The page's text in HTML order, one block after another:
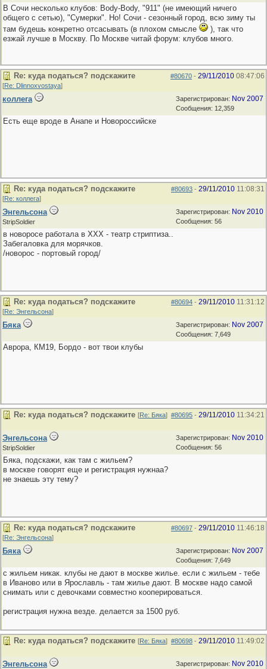
В Сочи несколько клубов: Body-Body, "911" (не имеющий ничего
общего с сетью), "Сумерки". Но! Сочи - сезонный город, всю зиму ты
там будешь конкретно отсасывать (в плохом смысле
), так что
езжай лучше в Москву. По Москве читай форум: клубов много.
#80670 - 29/11/2010 08:47:06
Re: куда податься? подскажите
[Re: Dlinnoxvostaya]
Зарегистрирован: Nov 2007
Сообщения: 12,359
коллега
Есть еще вроде в Анапе и Новороссийске
#80693 - 29/11/2010 11:08:31
Re: куда податься? подскажите
[Re: коллега]
Зарегистрирован: Nov 2010
Сообщения: 56
Энгельсона
StripSoldier
в новоросе работала в ХХХ - театр стриптиза..
Забегаловка для морячков.
/новорос - портовый город/
#80694 - 29/11/2010 11:31:12
Re: куда податься? подскажите
[Re: Энгельсона]
Зарегистрирован: Nov 2007
Сообщения: 7,649
Бяка
Аврора, КМ19, Бордо - вот твои клубы
#80695 - 29/11/2010 11:34:21
Re: куда податься? подскажите [Re: Бяка]
Зарегистрирован: Nov 2010
Сообщения: 56
Энгельсона
StripSoldier
Бяка, подскажи, как там с жильем?
в москве говорят еще и регистрация нужнаа?
не знаешь эту тему?
#80697 - 29/11/2010 11:46:18
Re: куда податься? подскажите
[Re: Энгельсона]
Зарегистрирован: Nov 2007
Сообщения: 7,649
Бяка
с жильем никак. клубы не дают в москве жилье. если с жильем - тебе
в Иваново или в Ярославль - там жилье дают. В москве надо самой
снимать или с девочками совместно кооперироваться.
регистрация нужна везде. делается за 1500 руб.
#80698 - 29/11/2010 11:49:02
Re: куда податься? подскажите [Re: Бяка]
Зарегистрирован: Nov 2010
Энгельсона